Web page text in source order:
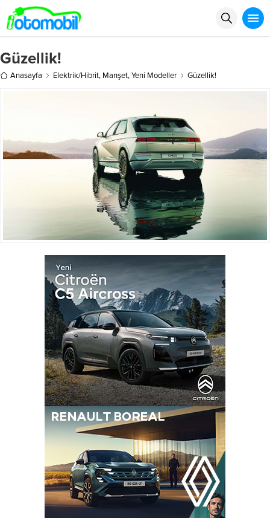
Güzellik!
Anasayfa Elektrik/Hibrit, Manşet,Yeni Modeller Güzellik!